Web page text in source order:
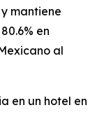
mantiene
en
al
en un hotel en